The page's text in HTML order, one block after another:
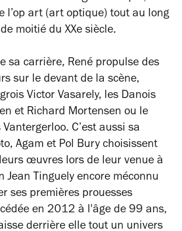
l’op art (art optique) tout au long
moitié du XXe siècle.
sa carrière, René propulse des
sur le devant de la scène,
Victor Vasarely, les Danois
et Richard Mortensen ou le
Vantergerloo. C’est aussi sa
Agam et Pol Bury choisissent
œuvres lors de leur venue à
Jean Tinguely encore méconnu
ses premières prouesses
en 2012 à l'âge de 99 ans,
derrière elle tout un univers